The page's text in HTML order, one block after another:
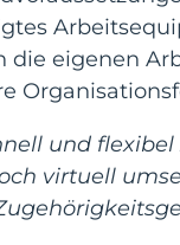
eigenen
und
virtuell